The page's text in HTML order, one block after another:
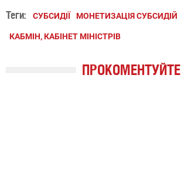
Теги: СУБСИДІЇ МОНЕТИЗАЦІЯ СУБСИДІЙ
КАБМІН, КАБІНЕТ МІНІСТРІВ
ПРОКОМЕНТУЙТЕ